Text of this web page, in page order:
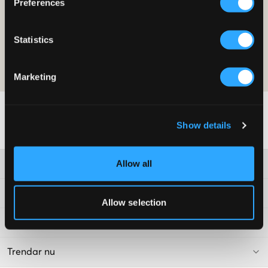
Preferences
Statistics
Marketing
Show details
Allow all
Allow selection
Erbjudandet gäller på ditt första köp som medlem och på ordinarie
priser. Rabatten kan ej kombineras med andra erbjudanden. För mer
Kids Brand Store
Trendar nu